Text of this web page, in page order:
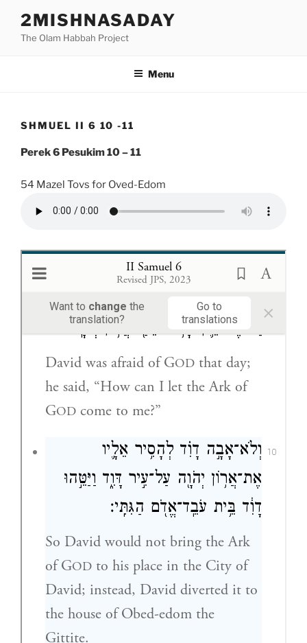
content
2MISHNASADAY
The Olam Habbah Project
Menu
SHMUEL II 6 10 -11
Perek 6 Pesukim 10 – 11
54 Mazel Tovs for Oved-Edom